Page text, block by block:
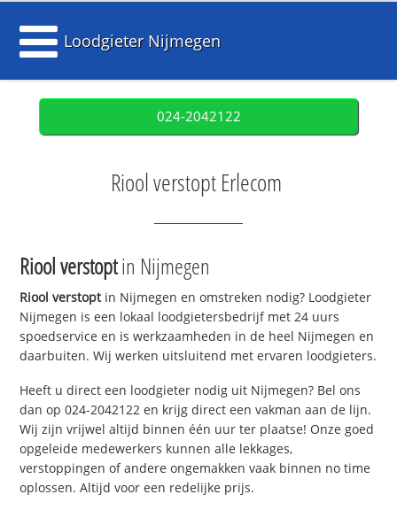
Loodgieter Nijmegen
024-2042122
Riool verstopt Erlecom
Riool verstoptin Nijmegen
Riool verstoptin Nijmegen en omstreken nodig? Loodgieter
Nijmegen is een lokaal loodgietersbedrijf met 24 uurs
spoedservice en is werkzaamheden in de heel Nijmegen en
daarbuiten. Wij werken uitsluitend met ervaren loodgieters.
Heeft u direct een loodgieter nodig uit Nijmegen? Bel ons
dan op 024-2042122 en krijg direct een vakman aan de lijn.
Wij zijn vrijwel altijd binnen één uur ter plaatse! Onze goed
opgeleide medewerkers kunnen alle lekkages,
verstoppingen of andere ongemakken vaak binnen no time
oplossen. Altijd voor een redelijke prijs.